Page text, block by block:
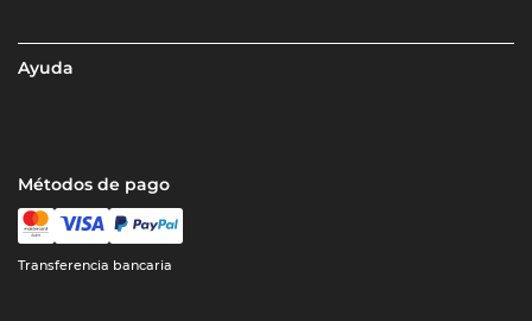
Ayuda
Métodos de pago
Transferencia bancaria